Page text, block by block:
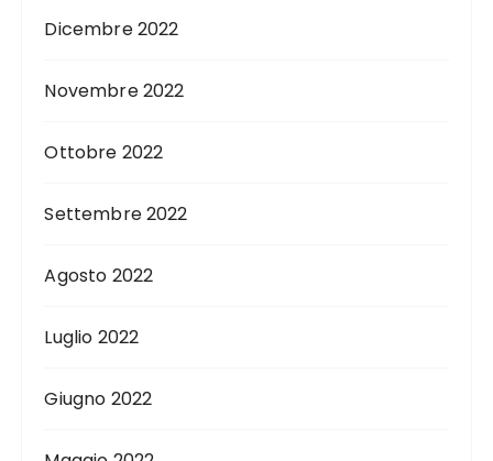
Dicembre 2022
Novembre 2022
Ottobre 2022
Settembre 2022
Agosto 2022
Luglio 2022
Giugno 2022